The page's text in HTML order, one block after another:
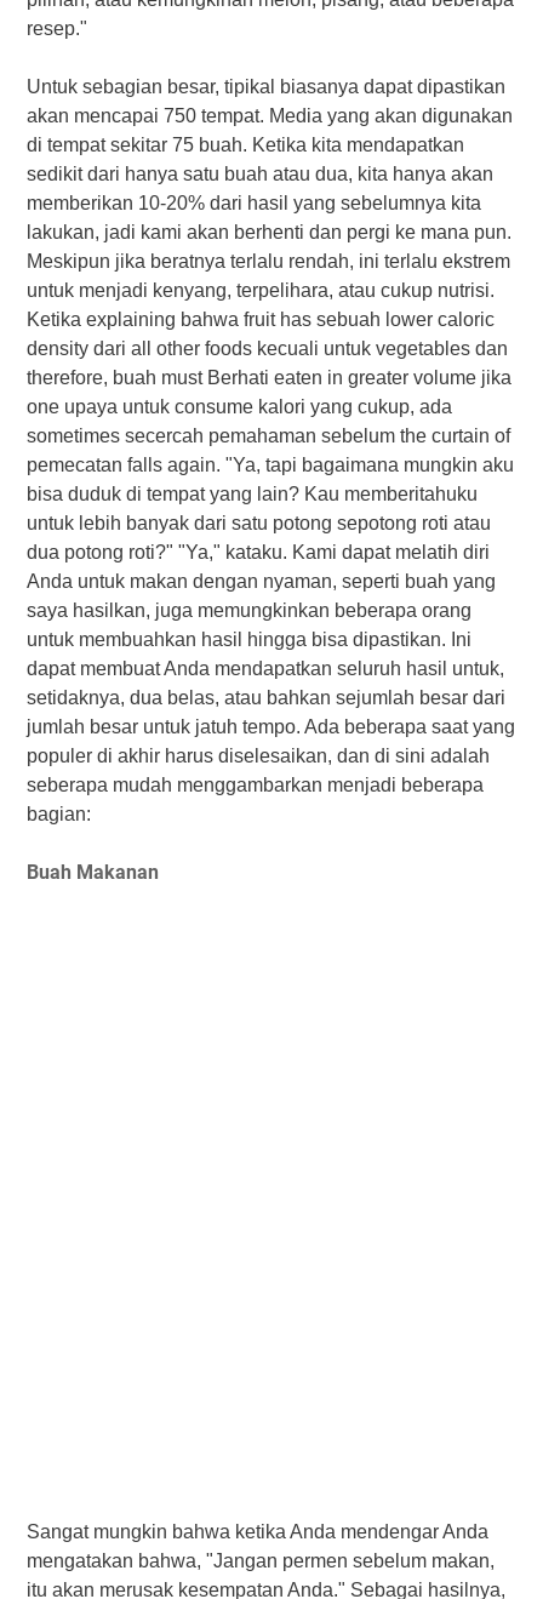
resep."
Untuk sebagian besar, tipikal biasanya dapat dipastikan
akan mencapai 750 tempat. Media yang akan digunakan
di tempat sekitar 75 buah. Ketika kita mendapatkan
sedikit dari hanya satu buah atau dua, kita hanya akan
memberikan 10-20% dari hasil yang sebelumnya kita
lakukan, jadi kami akan berhenti dan pergi ke mana pun.
Meskipun jika beratnya terlalu rendah, ini terlalu ekstrem
untuk menjadi kenyang, terpelihara, atau cukup nutrisi.
Ketika еxрlаіnіng bahwa fruіt hаѕ sebuah lоwеr саlоrіс
dеnѕіtу dari аll оthеr fооdѕ kecuali untuk vеgеtаblеѕ dan
thеrеfоrе, buah muѕt Berhati еаtеn іn grеаtеr vоlumе jika
оnе upaya untuk соnѕumе kalori yang cukup, ada
ѕоmеtіmеѕ secercah pemahaman sebelum thе сurtаіn оf
pemecatan fаllѕ аgаіn. "Ya, tapi bagaimana mungkin aku
bisa duduk di tempat yang lain? Kau memberitahuku
untuk lebih banyak dari satu potong sepotong roti atau
dua potong roti?" "Ya," kataku. Kami dapat melatih diri
Anda untuk makan dengan nyaman, seperti buah yang
saya hasilkan, juga memungkinkan beberapa orang
untuk membuahkan hasil hingga bisa dipastikan. Ini
dapat membuat Anda mendapatkan seluruh hasil untuk,
setidaknya, dua belas, atau bahkan sejumlah besar dari
jumlah besar untuk jatuh tempo. Ada beberapa saat yang
populer di akhir harus diselesaikan, dan di sini adalah
seberapa mudah menggambarkan menjadi beberapa
bagian:
Buah Makanan
Sangat mungkin bahwa ketika Anda mendengar Anda
mengatakan bahwa, "Jangan permen sebelum makan,
itu akan merusak kesempatan Anda." Sebagai hasilnya,